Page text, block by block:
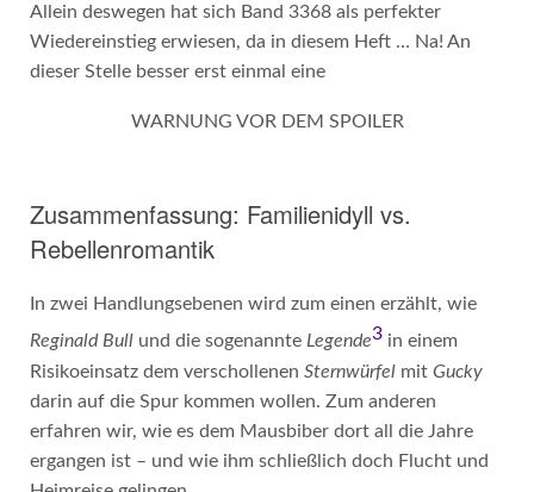
Allein deswegen hat sich Band 3368 als perfekter
Wiedereinstieg erwiesen, da in diesem Heft … Na! An
dieser Stelle besser erst einmal eine
WARNUNG VOR DEM SPOILER
Zusammenfassung: Familienidyll vs.
Rebellenromantik
In zwei Handlungsebenen wird zum einen erzählt, wie
Reginald Bullund die sogenannte Legende3in einem
Risikoeinsatz dem verschollenen Sternwürfelmit Gucky
darin auf die Spur kommen wollen. Zum anderen
erfahren wir, wie es dem Mausbiber dort all die Jahre
ergangen ist – und wie ihm schließlich doch Flucht und